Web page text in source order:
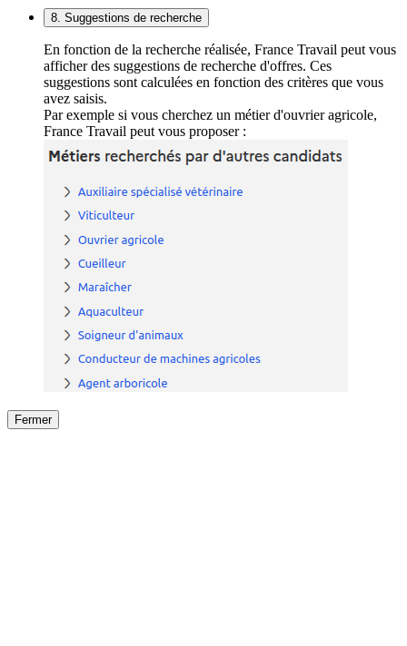
8. Suggestions de recherche
En fonction de la recherche réalisée, France Travail peut vous
afficher des suggestions de recherche d'offres. Ces
suggestions sont calculées en fonction des critères que vous
avez saisis.
Par exemple si vous cherchez un métier d'ouvrier agricole,
France Travail peut vous proposer :
Fermer